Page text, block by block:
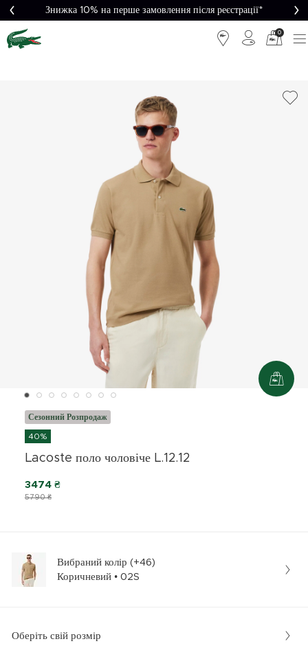
Знижка 10% на перше замовлення після реєстрації*
0
Сезонний Розпродаж
40%
Lacoste поло чоловіче L.12.12
5790 ₴
3474 ₴
Вибраний колір (+46)
Коричневий • 02S
Оберіть свій розмір
Безкоштовна
доставка від
5000₴*